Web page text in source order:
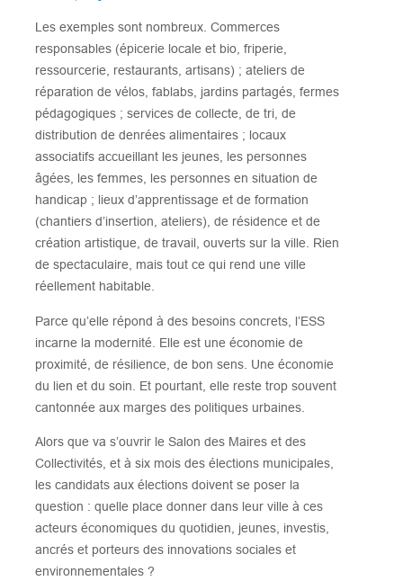
Les exemples sont nombreux. Commerces
responsables (épicerie locale et bio, friperie,
ressourcerie, restaurants, artisans) ; ateliers de
réparation de vélos, fablabs, jardins partagés, fermes
pédagogiques ; services de collecte, de tri, de
distribution de denrées alimentaires ; locaux
associatifs accueillant les jeunes, les personnes
âgées, les femmes, les personnes en situation de
handicap ; lieux d’apprentissage et de formation
(chantiers d’insertion, ateliers), de résidence et de
création artistique, de travail, ouverts sur la ville. Rien
de spectaculaire, mais tout ce qui rend une ville
réellement habitable.
Parce qu’elle répond à des besoins concrets, l’ESS
incarne la modernité. Elle est une économie de
proximité, de résilience, de bon sens. Une économie
du lien et du soin. Et pourtant, elle reste trop souvent
cantonnée aux marges des politiques urbaines.
Alors que va s’ouvrir le Salon des Maires et des
Collectivités, et à six mois des élections municipales,
les candidats aux élections doivent se poser la
question : quelle place donner dans leur ville à ces
acteurs économiques du quotidien, jeunes, investis,
ancrés et porteurs des innovations sociales et
environnementales ?